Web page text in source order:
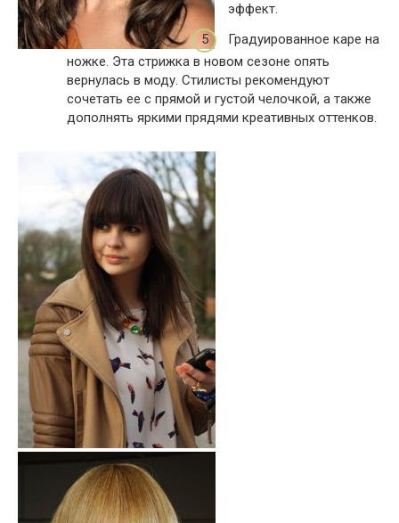
эффект.
Градуированное каре на
ножке. Эта стрижка в новом сезоне опять
вернулась в моду. Стилисты рекомендуют
сочетать ее с прямой и густой челочкой, а также
дополнять яркими прядями креативных оттенков.